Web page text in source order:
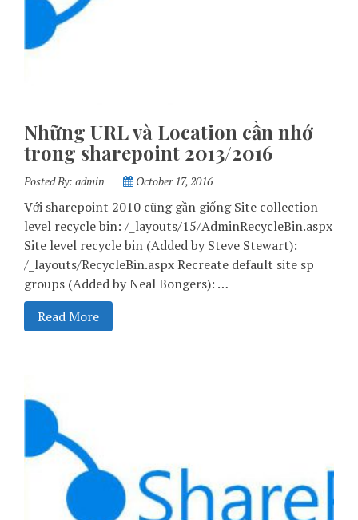
Những URL và Location cần nhớ
trong sharepoint 2013/2016
Posted By: admin October 17, 2016
Với sharepoint 2010 cũng gần giống Site collection
level recycle bin: /_layouts/15/AdminRecycleBin.aspx
Site level recycle bin (Added by Steve Stewart):
/_layouts/RecycleBin.aspx Recreate default site sp
groups (Added by Neal Bongers): …
Read More